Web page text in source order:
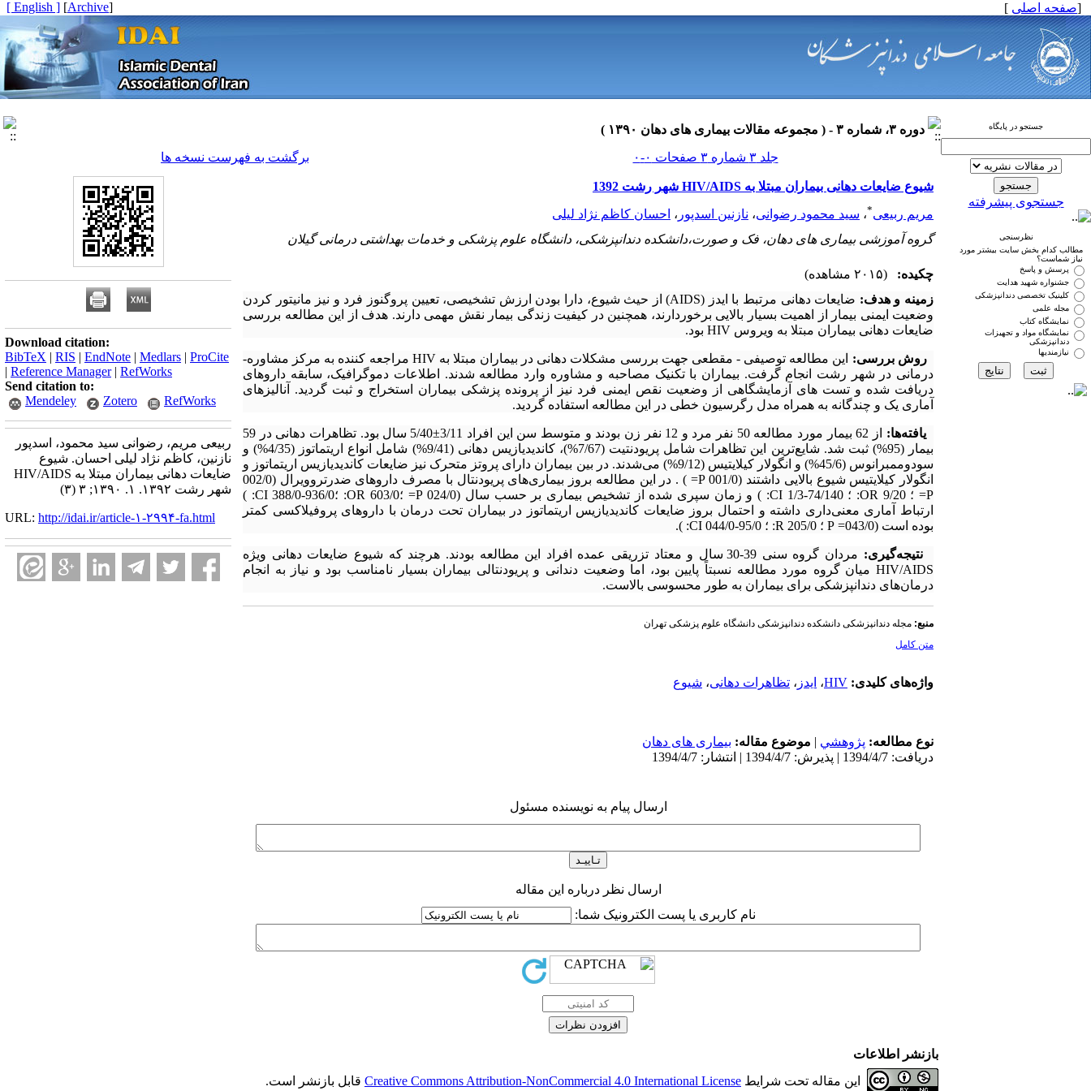
[صفحه اصلی ]
[
Archive
]
[ English ]
جستجو در پایگاه
جستجوی پیشرفته
نظرسنجی
مطالب کدام بخش سایت بیشتر مورد
نیاز شماست؟
پرسش و پاسخ
جشنواره شهید هدایت
کلینیک تخصصی دندانپزشکی
مجله علمی
نمایشگاه کتاب
نمایشگاه مواد و تجهیزات
دندانپزشکی
نیازمندیها
دوره ۳، شماره ۳ - ( مجموعه مقالات بیماری های دهان ۱۳۹۰ )
جلد ۳ شماره ۳ صفحات ۰-۰
برگشت به فهرست نسخه ها
شیوع ضایعات دهانی بیماران مبتلا به HIV/AIDS شهر رشت 1392
مریم ربیعی*، سید محمود رضوانی، نازنین اسدپور ، احسان کاظم نژاد لیلی
گروه آموزشی بیماری های دهان، فک و صورت،دانشکده دندانپزشکی، دانشگاه علوم پزشکی و خدمات بهداشتی درمانی گیلان
چکیده:
(۲۰۱۵ مشاهده)
زمینه و هدف:
ضایعات دهانی مرتبط با ایدز (AIDS) از حیث شیوع، دارا بودن ارزش تشخیصی، تعیین پروگنوز فرد و نیز مانیتور کردن
وضعیت ایمنی بیمار از اهمیت بسیار بالایی برخوردارند، همچنین در کیفیت زندگی بیمار نقش مهمی دارند. هدف از این مطالعه بررسی
ضایعات دهانی بیماران مبتلا به ویروس HIV بود.
روش بررسی:
این مطالعه توصیفی - مقطعی جهت بررسی مشکلات دهانی در بیماران مبتلا به HIV مراجعه کننده به مرکز مشاوره-
درمانی در شهر رشت انجام گرفت. بیماران با تکنیک مصاحبه و مشاوره وارد مطالعه شدند. اطلاعات دموگرافیک، سابقه داروهای
دریافت شده و تست های آزمایشگاهی از وضعیت نقص ایمنی فرد نیز از پرونده پزشکی بیماران استخراج و ثبت گردید. آنالیزهای
آماری یک و چندگانه به همراه مدل رگرسیون خطی در این مطالعه استفاده گردید.
یافته‌ها:
از 62 بیمار مورد مطالعه 50 نفر مرد و 12 نفر زن بودند و متوسط سن این افراد 3/11±5/40 سال بود. تظاهرات دهانی در 59
بیمار (95%) ثبت شد. شایع‌ترین این تظاهرات شامل پریودنتیت (7/67%)، کاندیدیازیس دهانی (9/41%) شامل انواع اریتماتوز (4/35%) و
سودوممبرانوس (45/6%) و انگولار کیلایتیس (9/12%) می‌شدند. در بین بیماران دارای پروتز متحرک نیز ضایعات کاندیدیازیس اریتماتوز و
انگولار کیلایتیس شیوع بالایی داشتند (001/0 P= ) . در این مطالعه بروز بیماری‌های پریودنتال با مصرف داروهای ضدرتروویرال (002/0
P= ؛ 9/20 OR: ؛ 74/140-1/3 CI: ) و زمان سپری شده از تشخیص بیماری بر حسب سال (024/0 P= ؛603/0 OR: ؛936/0-388/0 CI: )
ارتباط آماری معنی‌داری داشته و احتمال بروز ضایعات کاندیدیازیس اریتماتوز در بیماران تحت درمان با داروهای پروفیلاکسی کمتر
بوده است (043/0= P ؛ 205/0 R: ؛ 95/0-044/0 CI: ).
نتیجه‌گیری:
مردان گروه سنی 39-30 سال و معتاد تزریقی عمده افراد این مطالعه بودند. هرچند که شیوع ضایعات دهانی ویژه
HIV/AIDS میان گروه مورد مطالعه نسبتاً پایین بود، اما وضعیت دندانی و پریودنتالی بیماران بسیار نامناسب بود و نیاز به انجام
درمان‌های دندانپزشکی برای بیماران به طور محسوسی بالاست.
منبع: مجله دندانپزشکی دانشکده دندانپزشکی دانشگاه علوم پزشکی تهران
متن کامل
واژه‌های کلیدی: HIV، ایدز ، تظاهرات دهانی، شیوع
نوع مطالعه: پژوهشي | موضوع مقاله: بیماری های دهان
دریافت: 1394/4/7 | پذیرش: 1394/4/7 | انتشار: 1394/4/7
ارسال پیام به نویسنده مسئول
ارسال نظر درباره این مقاله
نام کاربری یا پست الکترونیک شما:
Download citation:
BibTeX | RIS | EndNote | Medlars | ProCite
| Reference Manager| RefWorks
Send citation to:
Mendeley
Zotero RefWorks
ربیعی مریم، رضوانی سید محمود، اسدپور
نازنین، کاظم نژاد لیلی احسان. شیوع
ضایعات دهانی بیماران مبتلا به HIV/AIDS
شهر رشت ۱۳۹۲. ۱. ۱۳۹۰; ۳ (۳)
URL: http://idai.ir/article-۱-۲۹۹۴-fa.html
بازنشر اطلاعات
این مقاله تحت شرایط Creative Commons Attribution-NonCommercial 4.0 International License قابل بازنشر است.